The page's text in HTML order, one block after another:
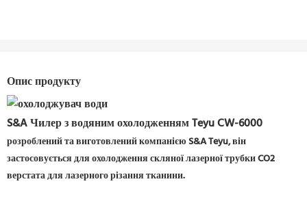
Опис продукту
S&A Чилер з водяним охолодженням Teyu CW-6000
розроблений та виготовлений компанією S&A Teyu, він
застосовується для охолодженняскляної лазерної трубки CO2
верстата для лазерного різання тканини.